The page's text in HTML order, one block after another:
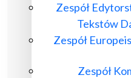
Zespół
Tekstów
Zespół
Zespół